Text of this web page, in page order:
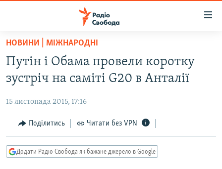
Перейти
основного
матеріалу
Перейти
до
навігації
Перейти
до
РАДІО СВОБОДА – 70 РОКІВ
ВСЕ ЗА ДОБУ
СТАТТІ
ПОЛІТИКА
ЕКОНОМІКА
КУЛЬТУРА
ВІЙНА
РОСІЙСЬКА «ФІЛЬТРАЦІЯ»
КРИМ.РЕАЛІЇ
НОВИНИ | МІЖНАРОДНІ
Путін і Обама провели коротку
зустріч на саміті G20 в Анталії
15 листопада 2015, 17:16
Поділитись Читати без VPN
Додати Радіо Свобода як бажане джерело в Google